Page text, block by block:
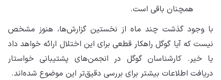
همچنان باقی است.
با وجود گذشت چند ماه از نخستین گزارش‌ها، هنوز مشخص
نیست که آیا گوگل راهکار قطعی برای این اختلال ارائه خواهد داد
یا خیر. کارشناسان گوگل در انجمن‌های پشتیبانی خواستار
دریافت اطلاعات بیشتر برای بررسی دقیق‌تر این موضوع شده‌اند.